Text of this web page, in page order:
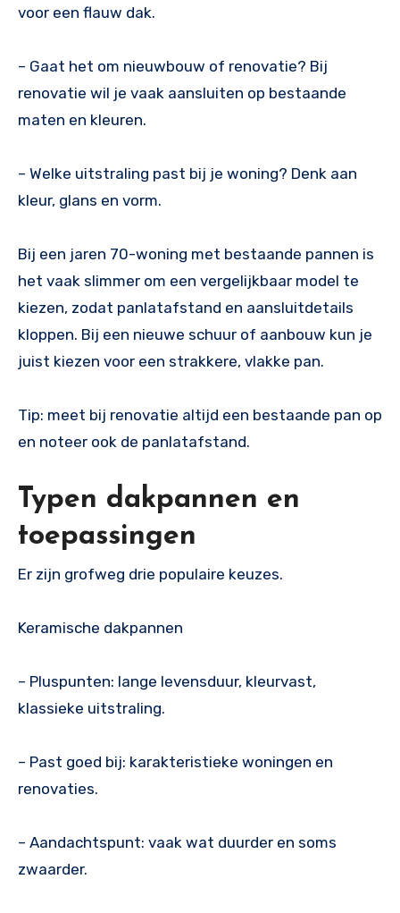
voor een flauw dak.
– Gaat het om nieuwbouw of renovatie? Bij
renovatie wil je vaak aansluiten op bestaande
maten en kleuren.
– Welke uitstraling past bij je woning? Denk aan
kleur, glans en vorm.
Bij een jaren 70-woning met bestaande pannen is
het vaak slimmer om een vergelijkbaar model te
kiezen, zodat panlatafstand en aansluitdetails
kloppen. Bij een nieuwe schuur of aanbouw kun je
juist kiezen voor een strakkere, vlakke pan.
Tip: meet bij renovatie altijd een bestaande pan op
en noteer ook de panlatafstand.
Typen dakpannen en
toepassingen
Er zijn grofweg drie populaire keuzes.
Keramische dakpannen
– Pluspunten: lange levensduur, kleurvast,
klassieke uitstraling.
– Past goed bij: karakteristieke woningen en
renovaties.
– Aandachtspunt: vaak wat duurder en soms
zwaarder.